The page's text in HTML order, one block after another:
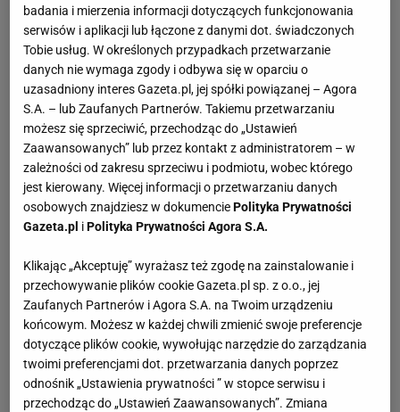
badania i mierzenia informacji dotyczących funkcjonowania
serwisów i aplikacji lub łączone z danymi dot. świadczonych
Tobie usług. W określonych przypadkach przetwarzanie
danych nie wymaga zgody i odbywa się w oparciu o
uzasadniony interes Gazeta.pl, jej spółki powiązanej – Agora
S.A. – lub Zaufanych Partnerów. Takiemu przetwarzaniu
możesz się sprzeciwić, przechodząc do „Ustawień
Zaawansowanych” lub przez kontakt z administratorem – w
zależności od zakresu sprzeciwu i podmiotu, wobec którego
jest kierowany. Więcej informacji o przetwarzaniu danych
osobowych znajdziesz w dokumenciePolityka Prywatności
Gazeta.pl iPolityka Prywatności Agora S.A.
Klikając „Akceptuję” wyrażasz też zgodę na zainstalowanie i
przechowywanie plików cookie Gazeta.pl sp. z o.o., jej
Zaufanych Partnerów i Agora S.A. na Twoim urządzeniu
końcowym. Możesz w każdej chwili zmienić swoje preferencje
dotyczące plików cookie, wywołując narzędzie do zarządzania
twoimi preferencjami dot. przetwarzania danych poprzez
odnośnik „Ustawienia prywatności ” w stopce serwisu i
przechodząc do „Ustawień Zaawansowanych”. Zmiana